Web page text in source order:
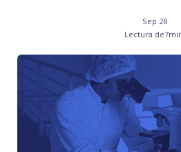
Sep 28
Lectura de7